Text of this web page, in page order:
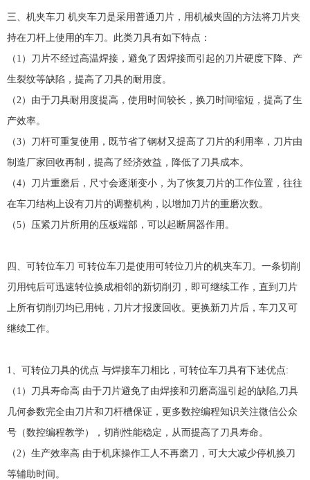
三、机夹车刀 机夹车刀是采用普通刀片，用机械夹固的方法将刀片夹
持在刀杆上使用的车刀。此类刀具有如下特点：
（1）刀片不经过高温焊接，避免了因焊接而引起的刀片硬度下降、产
生裂纹等缺陷，提高了刀具的耐用度。
（2）由于刀具耐用度提高，使用时间较长，换刀时间缩短，提高了生
产效率。
（3）刀杆可重复使用，既节省了钢材又提高了刀片的利用率，刀片由
制造厂家回收再制，提高了经济效益，降低了刀具成本。
（4）刀片重磨后，尺寸会逐渐变小，为了恢复刀片的工作位置，往往
在车刀结构上设有刀片的调整机构，以增加刀片的重磨次数。
（5）压紧刀片所用的压板端部，可以起断屑器作用。
四、可转位车刀 可转位车刀是使用可转位刀片的机夹车刀。一条切削
刃用钝后可迅速转位换成相邻的新切削刃，即可继续工作，直到刀片
上所有切削刃均已用钝，刀片才报废回收。更换新刀片后，车刀又可
继续工作。
1、可转位刀具的优点 与焊接车刀相比，可转位车刀具有下述优点:
（1）刀具寿命高 由于刀片避免了由焊接和刃磨高温引起的缺陷,刀具
几何参数完全由刀片和刀杆槽保证，更多数控编程知识关注微信公众
号（数控编程教学），切削性能稳定，从而提高了刀具寿命。
（2）生产效率高 由于机床操作工人不再磨刀，可大大减少停机换刀
等辅助时间。